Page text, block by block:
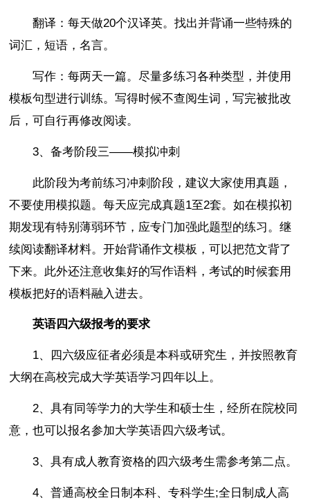
翻译：每天做20个汉译英。找出并背诵一些特殊的
词汇，短语，名言。
写作：每两天一篇。尽量多练习各种类型，并使用
模板句型进行训练。写得时候不查阅生词，写完被批改
后，可自行再修改阅读。
3、备考阶段三——模拟冲刺
此阶段为考前练习冲刺阶段，建议大家使用真题，
不要使用模拟题。每天应完成真题1至2套。如在模拟初
期发现有特别薄弱环节，应专门加强此题型的练习。继
续阅读翻译材料。开始背诵作文模板，可以把范文背了
下来。此外还注意收集好的写作语料，考试的时候套用
模板把好的语料融入进去。
英语四六级报考的要求
1、四六级应征者必须是本科或研究生，并按照教育
大纲在高校完成大学英语学习四年以上。
2、具有同等学力的大学生和硕士生，经所在院校同
意，也可以报名参加大学英语四六级考试。
3、具有成人教育资格的四六级考生需参考第二点。
4、普通高校全日制本科、专科学生;全日制成人高